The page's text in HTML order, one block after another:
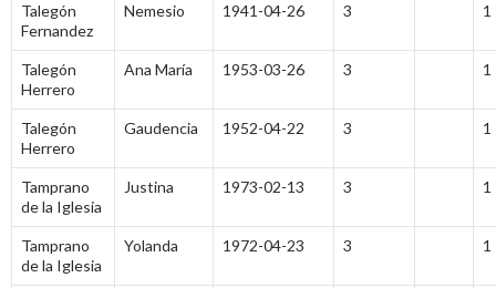
Talegón
Fernandez
Nemesio 1941-04-26 3 1
Talegón
Herrero
Ana María 1953-03-26 3 1
Talegón
Herrero
Gaudencia 1952-04-22 3 1
Tamprano
de la Iglesia
Justina 1973-02-13 3 1
Tamprano
de la Iglesia
Yolanda 1972-04-23 3 1